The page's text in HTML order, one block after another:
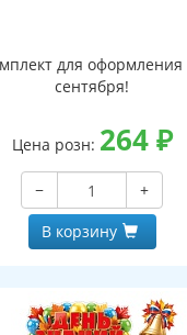
для оформления
сентября!
Цена розн: 264₽
−
+
В корзину